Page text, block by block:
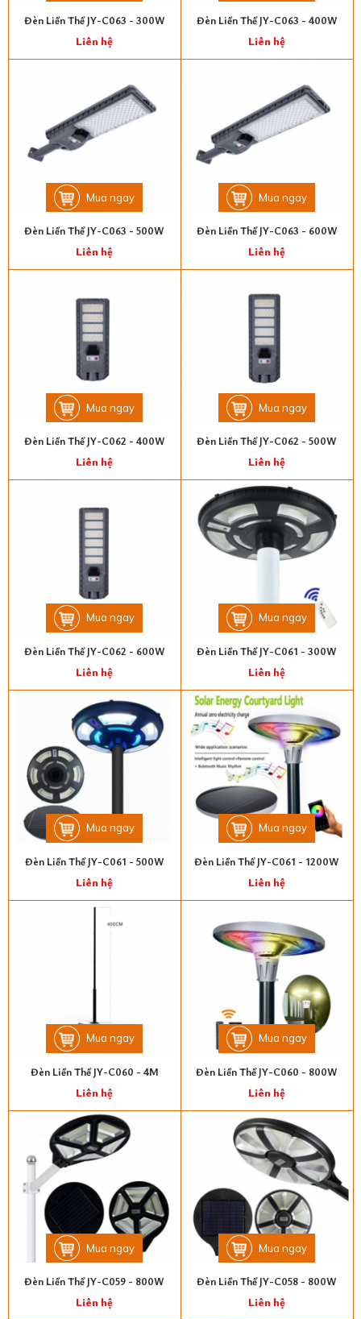
Đèn Liền Thể JY-C063 - 300W
Liên hệ
Đèn Liền Thể JY-C063 - 400W
Liên hệ
Mua ngay
Đèn Liền Thể JY-C063 - 500W
Liên hệ
Mua ngay
Đèn Liền Thể JY-C063 - 600W
Liên hệ
Mua ngay
Đèn Liền Thể JY-C062 - 400W
Liên hệ
Mua ngay
Đèn Liền Thể JY-C062 - 500W
Liên hệ
Mua ngay
Đèn Liền Thể JY-C062 - 600W
Liên hệ
Mua ngay
Đèn Liền Thể JY-C061 - 300W
Liên hệ
Mua ngay
Đèn Liền Thể JY-C061 - 500W
Liên hệ
Mua ngay
Đèn Liền Thể JY-C061 - 1200W
Liên hệ
Mua ngay
Đèn Liền Thể JY-C060 - 4M
Liên hệ
Mua ngay
Đèn Liền Thể JY-C060 - 800W
Liên hệ
Mua ngay
Đèn Liền Thể JY-C059 - 800W
Liên hệ
Mua ngay
Đèn Liền Thể JY-C058 - 800W
Liên hệ